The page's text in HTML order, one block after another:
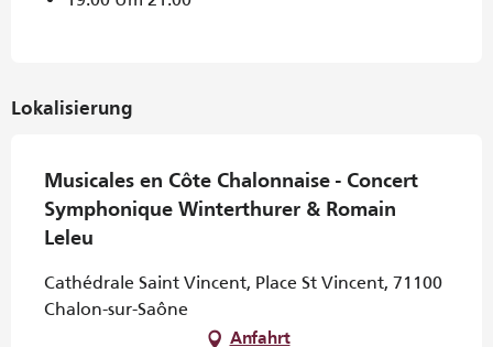
Lokalisierung
Musicales en Côte Chalonnaise - Concert
Symphonique Winterthurer & Romain
Leleu
Cathédrale Saint Vincent, Place St Vincent, 71100
Chalon-sur-Saône
Anfahrt